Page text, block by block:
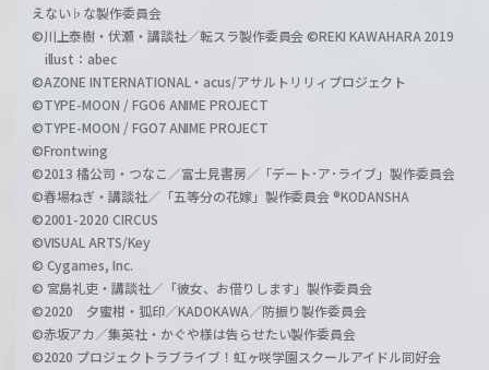
えない♭な製作委員会
©川上泰樹・伏瀬・講談社／転スラ製作委員会 ©REKI KAWAHARA 2019
illust：abec
©AZONE INTERNATIONAL・acus/アサルトリリィプロジェクト
©TYPE-MOON / FGO6 ANIME PROJECT
©TYPE-MOON / FGO7 ANIME PROJECT
©Frontwing
©2013 橘公司・つなこ／富士見書房／「デート･ア･ライブ」製作委員会
©春場ねぎ・講談社／「五等分の花嫁」製作委員会 ®KODANSHA
©2001-2020 CIRCUS
©VISUAL ARTS/Key
© Cygames, Inc.
© 宮島礼吏・講談社／「彼女、お借りします」製作委員会
©2020 夕蜜柑・狐印／KADOKAWA／防振り製作委員会
©赤坂アカ／集英社・かぐや様は告らせたい製作委員会
©2020 プロジェクトラブライブ！虹ヶ咲学園スクールアイドル同好会